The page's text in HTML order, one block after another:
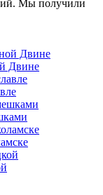
Мы получили
Двине